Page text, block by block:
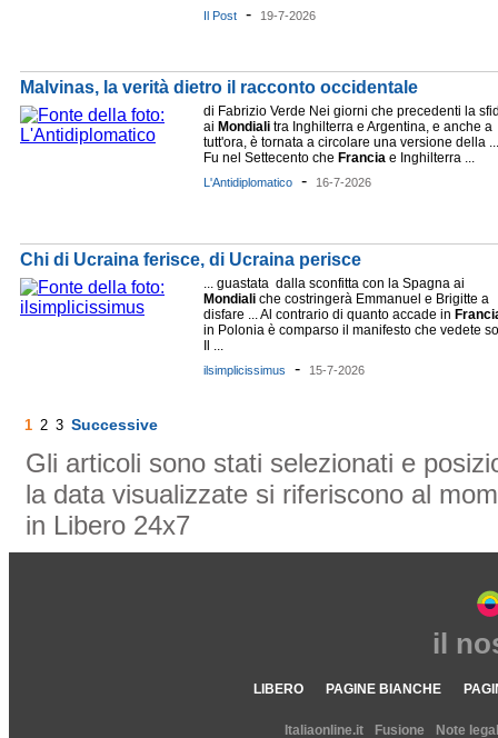
Il Post - 19-7-2026
Malvinas, la verità dietro il racconto occidentale
di Fabrizio Verde Nei giorni che precedenti la
ai Mondiali tra Inghilterra e Argentina, e anche a
tutt'ora, è tornata a circolare una versione della ...
Fu nel Settecento che Francia e Inghilterra ...
L'Antidiplomatico - 16-7-2026
Chi di Ucraina ferisce, di Ucraina perisce
... guastata dalla sconfitta con la Spagna ai
Mondiali che costringerà Emmanuel e Brigitte a
disfare ... Al contrario di quanto accade in
in Polonia è comparso il manifesto che vedete
Il ...
ilsimplicissimus - 15-7-2026
1 2 3 Successive
Gli articoli sono stati selezionati e
la data visualizzate si riferiscono al
in Libero 24x7
il
LIBERO PAGINE BIANCHE
Italiaonline.it Fusione Note